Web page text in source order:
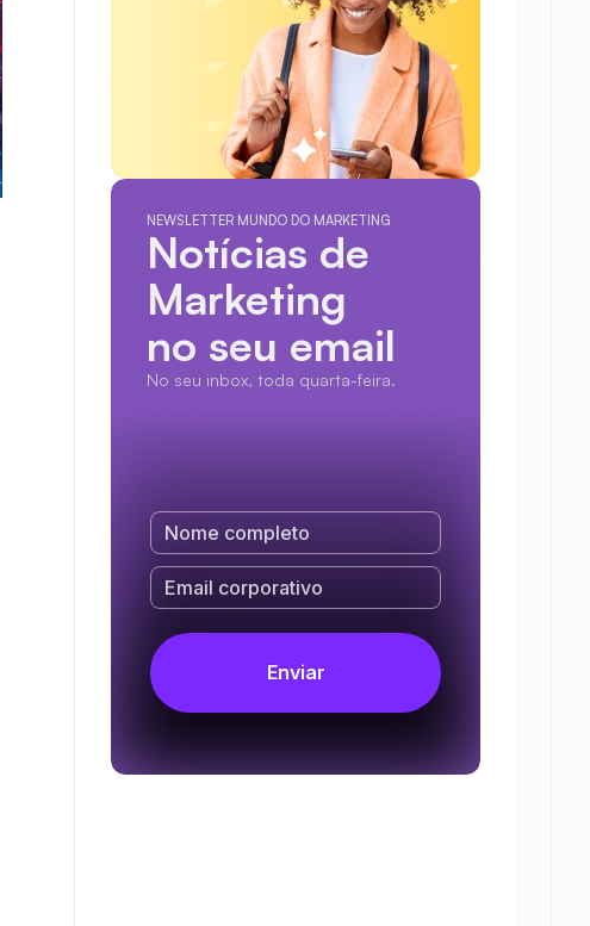
NEWSLETTER MUNDO DO MARKETING
Notícias de
Marketing
no seu email
No seu inbox, toda quarta-feira.